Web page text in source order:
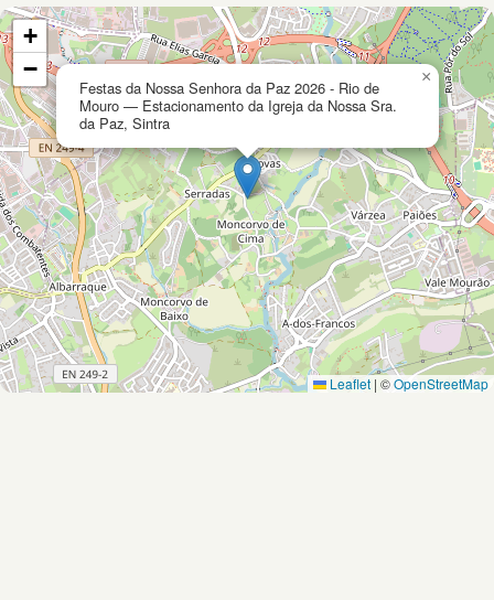
Festas da Nossa Senhora da Paz 2026 - Rio de
Mouro — Estacionamento da Igreja da Nossa Sra.
da Paz, Sintra
×
+
−
Leaflet | ©OpenStreetMap